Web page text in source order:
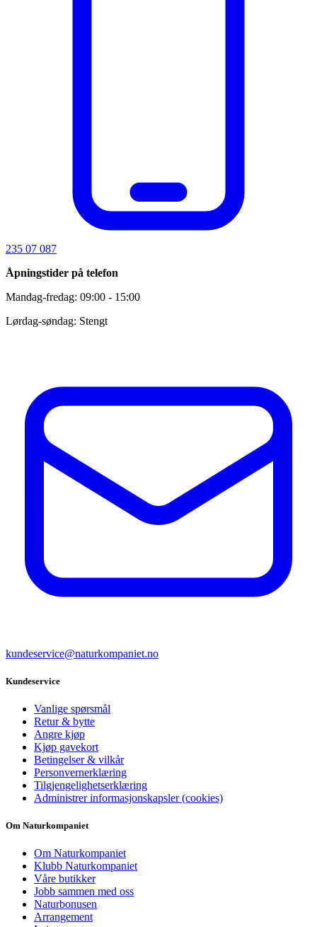
235 07 087
Åpningstider på telefon
Mandag-fredag: 09:00 - 15:00
Lørdag-søndag: Stengt
kundeservice@naturkompaniet.no
Kundeservice
Vanlige spørsmål
Retur & bytte
Angre kjøp
Kjøp gavekort
Betingelser & vilkår
Personvernerklæring
Tilgjengelighetserklæring
Administrer informasjonskapsler (cookies)
Om Naturkompaniet
Om Naturkompaniet
Klubb Naturkompaniet
Våre butikker
Jobb sammen med oss
Naturbonusen
Arrangement